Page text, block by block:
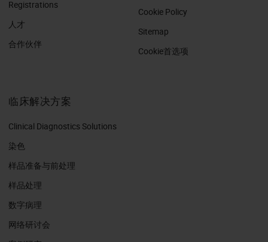
Registrations
人才
合作伙伴
Cookie Policy
Sitemap
Cookie首选项
临床解决方案
Clinical Diagnostics Solutions
染色
样品准备与前处理
样品处理
数字病理
网络研讨会